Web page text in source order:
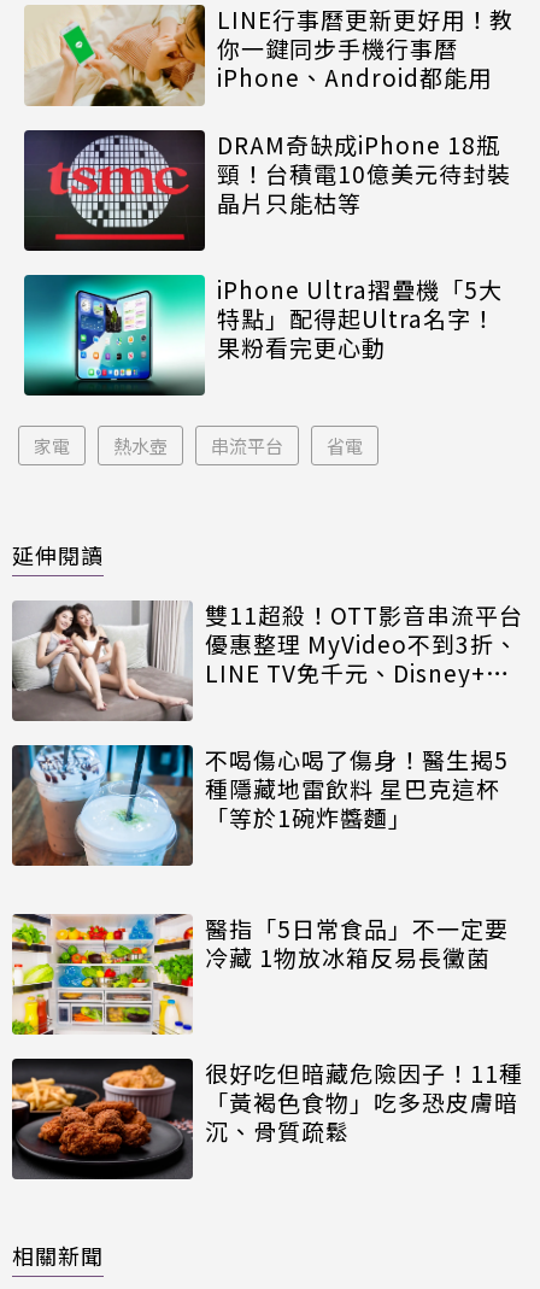
LINE行事曆更新更好用！教
你一鍵同步手機行事曆
iPhone、Android都能用
DRAM奇缺成iPhone 18瓶
頸！台積電10億美元待封裝
晶片只能枯等
iPhone Ultra摺疊機「5大
特點」配得起Ultra名字！
果粉看完更心動
家電 熱水壺 串流平台 省電
延伸閱讀
雙11超殺！OTT影音串流平台
優惠整理 MyVideo不到3折、
LINE TV免千元、Disney+每
不喝傷心喝了傷身！醫生揭5
種隱藏地雷飲料 星巴克這杯
「等於1碗炸醬麵」
醫指「5日常食品」不一定要
冷藏 1物放冰箱反易長黴菌
很好吃但暗藏危險因子！11種
「黃褐色食物」吃多恐皮膚暗
沉、骨質疏鬆
相關新聞